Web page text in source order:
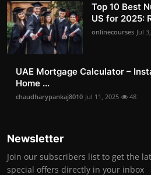
Top 10 Best
US for 2025:
onlinecourses Jul
UAE Mortgage Calculator –
Home ...
chaudharypankaj8010 Jul 11, 2025 48
Newsletter
Join our subscribers list to get the
special offers directly in your inbox